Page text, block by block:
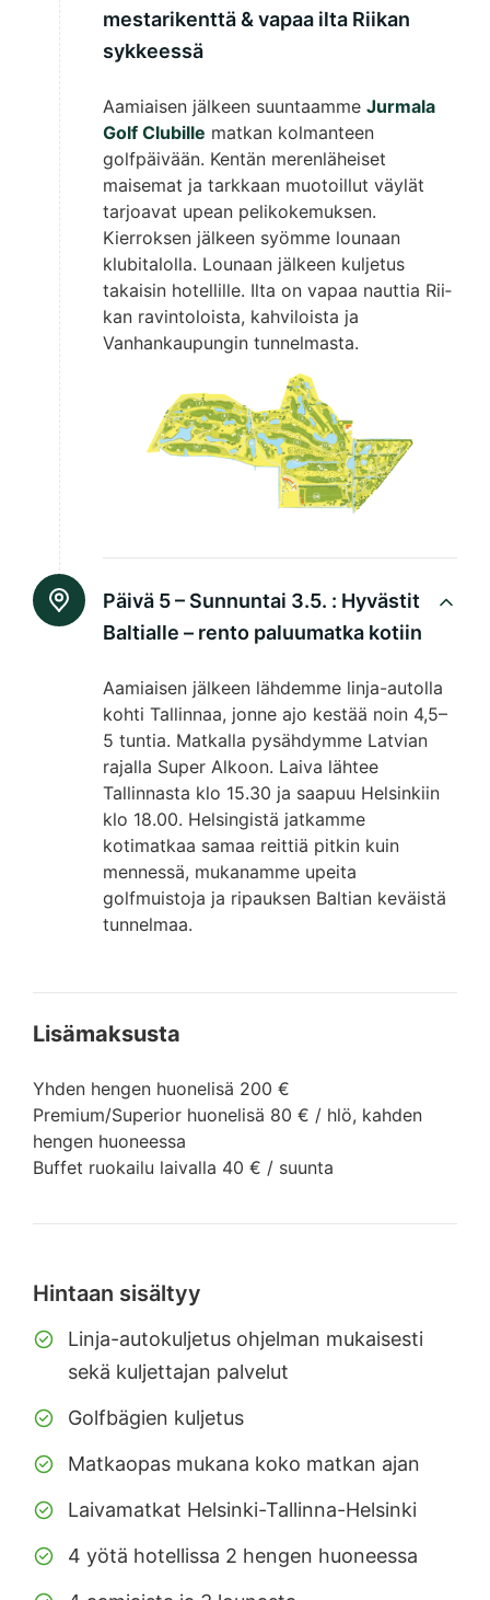
mestarikenttä & vapaa ilta Riikan
sykkeessä
Aamiaisen jälkeen suuntaamme Jurmala
Golf Clubille matkan kolmanteen
golfpäivään. Kentän merenläheiset
maisemat ja tarkkaan muotoillut väylät
tarjoavat upean pelikokemuksen.
Kierroksen jälkeen syömme lounaan
klubitalolla. Lounaan jälkeen kuljetus
takaisin hotellille. Ilta on vapaa nauttia Rii­
kan ravintoloista, kahviloista ja
Vanhankaupungin tunnelmasta.
Päivä 5 – Sunnuntai 3.5. : Hyvästit
Baltialle – rento paluumatka kotiin
Aamiaisen jälkeen lähdemme linja-autolla
kohti Tallinnaa, jonne ajo kestää noin 4,5–
5 tuntia. Matkalla pysähdymme Latvian
rajalla Super Alkoon. Laiva lähtee
Tallinnasta klo 15.30 ja saapuu Helsinkiin
klo 18.00. Helsingistä jatkamme
kotimatkaa samaa reittiä pitkin kuin
mennessä, mukanamme upeita
golfmuistoja ja ripauksen Baltian keväistä
tunnelmaa.
Lisämaksusta
Yhden hengen huonelisä 200 €
Premium/Superior huonelisä 80 € / hlö, kahden
hengen huoneessa
Buffet ruokailu laivalla 40 € / suunta
Hintaan sisältyy
Linja-autokuljetus ohjelman mukaisesti
sekä kuljettajan palvelut
Golfbägien kuljetus
Matkaopas mukana koko matkan ajan
Laivamatkat Helsinki-Tallinna-Helsinki
4 yötä hotellissa 2 hengen huoneessa